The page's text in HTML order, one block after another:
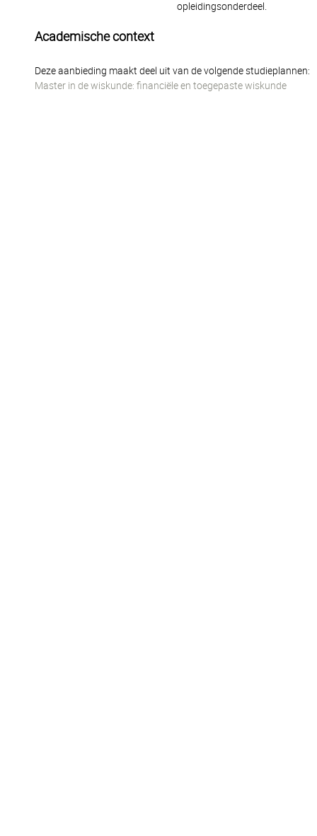
opleidingsonderdeel.
Academische context
Deze aanbieding maakt deel uit van de volgende studieplannen:
Master in de wiskunde: financiële en toegepaste wiskunde